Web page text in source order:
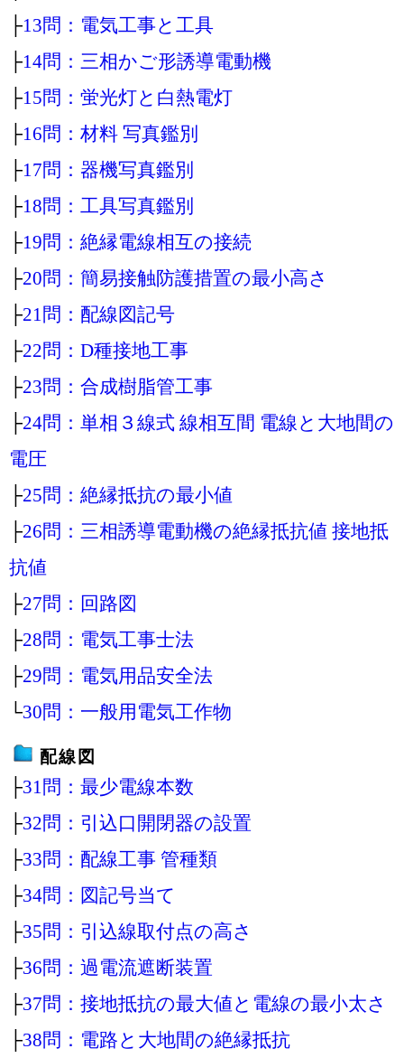
├13問：電気工事と工具
├14問：三相かご形誘導電動機
├15問：蛍光灯と白熱電灯
├16問：材料 写真鑑別
├17問：器機写真鑑別
├18問：工具写真鑑別
├19問：絶縁電線相互の接続
├20問：簡易接触防護措置の最小高さ
├21問：配線図記号
├22問：D種接地工事
├23問：合成樹脂管工事
├24問：単相３線式 線相互間 電線と大地間の
電圧
├25問：絶縁抵抗の最小値
├26問：三相誘導電動機の絶縁抵抗値 接地抵
抗値
├27問：回路図
├28問：電気工事士法
├29問：電気用品安全法
└30問：一般用電気工作物
配線図
├31問：最少電線本数
├32問：引込口開閉器の設置
├33問：配線工事 管種類
├34問：図記号当て
├35問：引込線取付点の高さ
├36問：過電流遮断装置
├37問：接地抵抗の最大値と電線の最小太さ
├38問：電路と大地間の絶縁抵抗